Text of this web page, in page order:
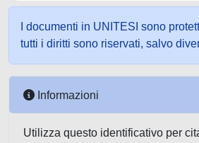
I documenti in UNITESI sono
tutti i diritti sono riservati, salvo
Informazioni
Utilizza questo identificativo per